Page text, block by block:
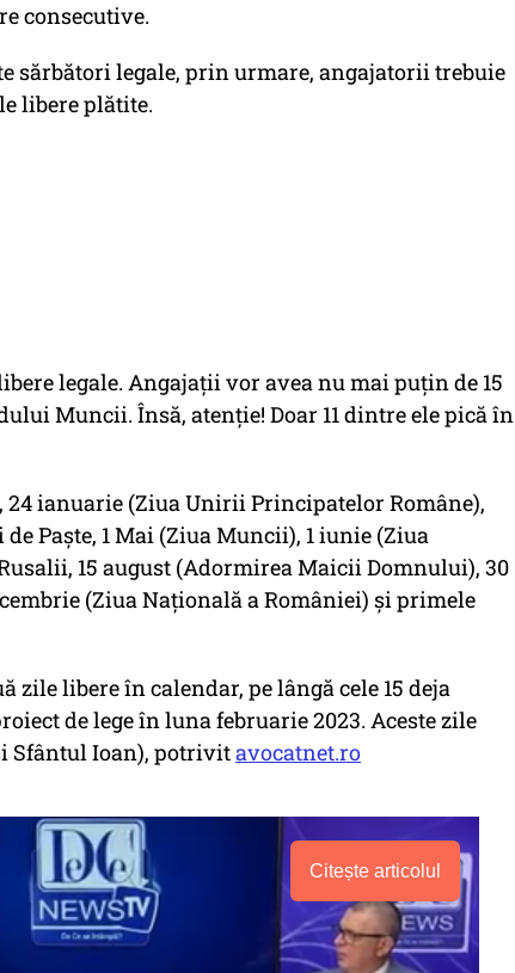
consecutive.
sărbători legale, prin urmare, angajatorii trebuie
libere plătite.
legale. Angajaţii vor avea nu mai puţin de 15
Muncii. Însă, atenţie! Doar 11 dintre ele pică în
24 ianuarie (Ziua Unirii Principatelor Române),
Paște, 1 Mai (Ziua Muncii), 1 iunie (Ziua
15 august (Adormirea Maicii Domnului), 30
(Ziua Națională a României) și primele
zile libere în calendar, pe lângă cele 15 deja
de lege în luna februarie 2023. Aceste zile
Sfântul Ioan), potrivitavocatnet.ro
Citește articolul